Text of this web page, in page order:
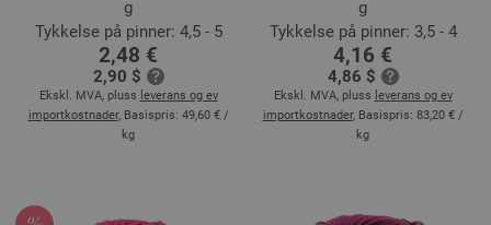
g
Tykkelse på pinner: 4,5 - 5
2,48 €
2,90 $
Ekskl. MVA, pluss leverans og ev
importkostnader, Basispris: 49,60 € /
kg
g
Tykkelse på pinner: 3,5 - 4
4,16 €
4,86 $
Ekskl. MVA, pluss leverans og ev
importkostnader, Basispris: 83,20 € /
kg